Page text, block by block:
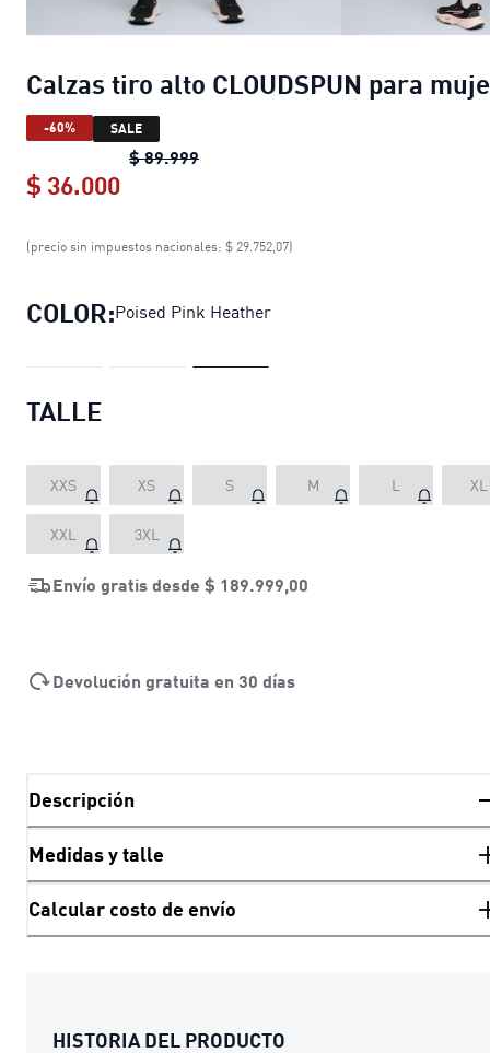
Calzas tiro alto CLOUDSPUN para
-60% SALE
$ 89.999Calzas tiro alto CLOUDSPUN para
$ 36.000
Calzas tiro alto CLOUDSPUN para
(precio sin impuestos nacionales: $ 29.752,07)
COLOR:Poised Pink Heather
TALLE
XXS XS S M L XL
XXL 3XL
Envío gratis desde $ 189.999,00
Devolución gratuita en 30 días
Descripción
Medidas y talle
Calcular costo de envío
HISTORIA DEL PRODUCTO